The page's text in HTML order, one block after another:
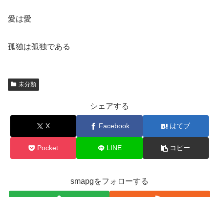
愛は愛
孤独は孤独である
未分類
シェアする
X Facebook はてブ
Pocket LINE コピー
smapgをフォローする